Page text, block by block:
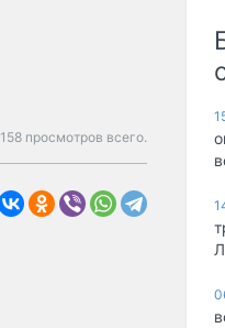
158 просмотров всего.